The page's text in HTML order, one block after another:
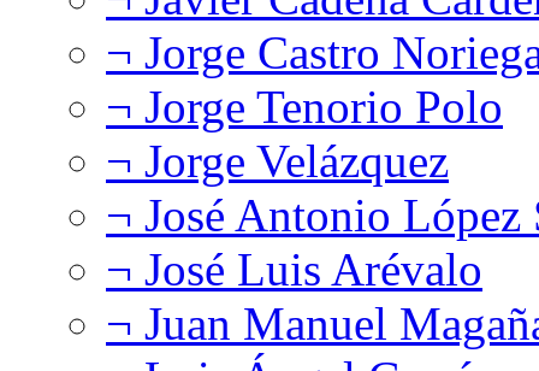
¬ Jorge Castro
¬ Jorge Tenorio Polo
¬ Jorge Velázquez
¬ José Antonio López
¬ José Luis Arévalo
¬ Juan Manuel